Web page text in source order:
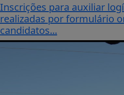
Inscrições para auxiliar
realizadas por formulário
candidatos...